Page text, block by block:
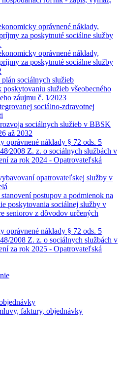
oprávnené náklady,
za poskytnuté sociálne služby
oprávnené náklady,
za poskytnuté sociálne služby
sociálnych služieb
poskytovaniu služieb všeobecného
záujmu č. 1⁄2023
sociálno-zdravotnej
sociálnych služieb v BBSK
až 2032
oprávnené náklady § 72 ods. 5
Z. z. o sociálnych službách v
za rok 2024 - Opatrovateľská
opatrovateľskej služby v
postupov a podmienok na
poskytovania sociálnej služby v
seniorov z dôvodov určených
oprávnené náklady § 72 ods. 5
2008 Z. z. o sociálnych službách v
za rok 2025 - Opatrovateľská
faktury, objednávky